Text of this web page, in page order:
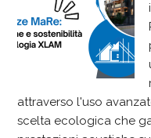
attraverso l'uso
scelta ecologica che